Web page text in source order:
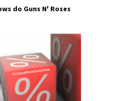
do Guns N' Roses